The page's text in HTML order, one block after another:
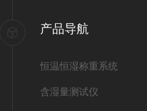
产品导航
恒温恒湿称重系统
含湿量测试仪